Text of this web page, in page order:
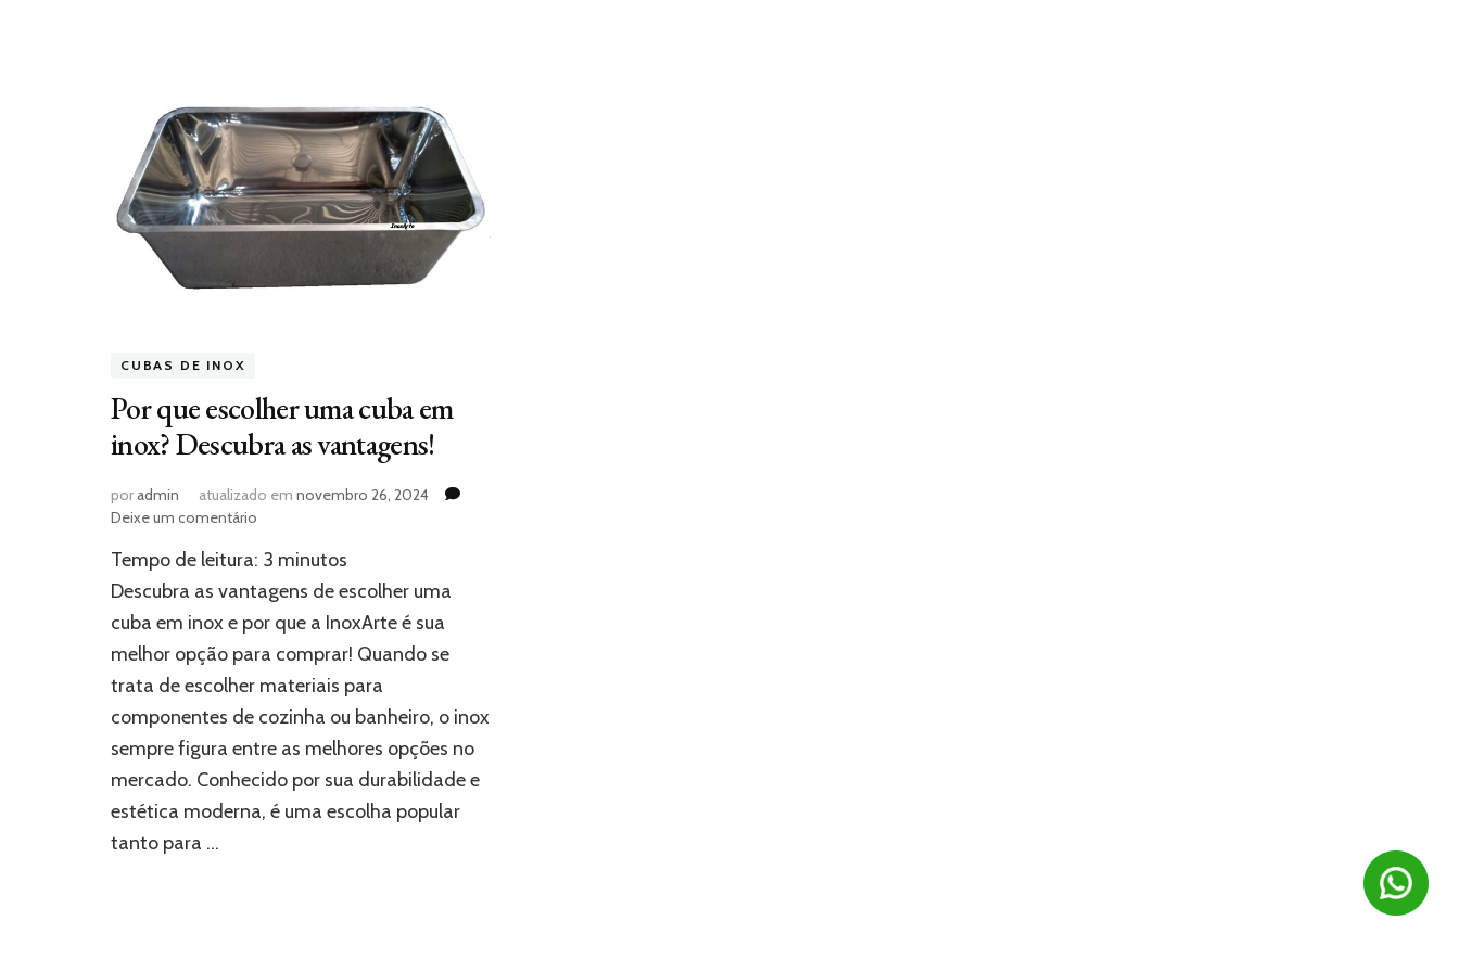
CUBAS DE INOX
Por que escolher uma cuba em
inox? Descubra as vantagens!
poradmin atualizado em novembro 26, 2024
Deixe um comentário
que
escolher
uma
cuba
em
inox?
Descubra
as
vantagens!
Tempo de leitura: 3 minutos
Descubra as vantagens de escolher uma
cuba em inox e por que a InoxArte é sua
melhor opção para comprar! Quando se
trata de escolher materiais para
componentes de cozinha ou banheiro, o inox
sempre figura entre as melhores opções no
mercado. Conhecido por sua durabilidade e
estética moderna, é uma escolha popular
tanto para …